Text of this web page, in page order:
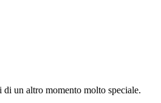
un altro momento molto speciale.